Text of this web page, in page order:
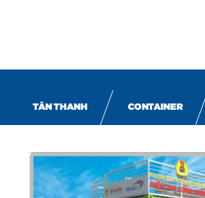
TÂN THANH CONTAINER
Container gian hàng